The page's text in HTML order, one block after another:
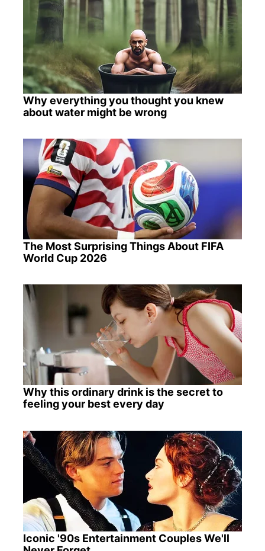
Why everything you thought you knew
about water might be wrong
The Most Surprising Things About FIFA
World Cup 2026
Why this ordinary drink is the secret to
feeling your best every day
Iconic '90s Entertainment Couples We'll